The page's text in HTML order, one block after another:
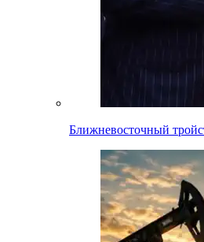
Ближневосточный